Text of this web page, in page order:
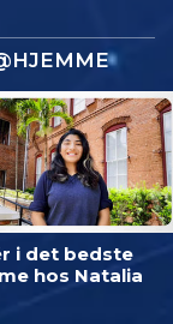
i det bedste
hos Natalia